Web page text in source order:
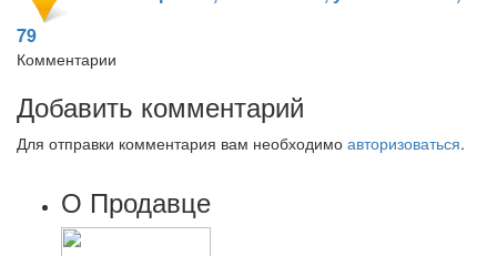
79
Комментарии
Добавить комментарий
Для отправки комментария вам необходимо авторизоваться.
О Продавце